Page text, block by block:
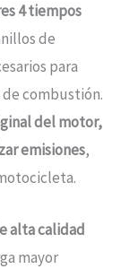
4 tiempos
de
para
de combustión.
del motor,
emisiones,
alta calidad
mayor